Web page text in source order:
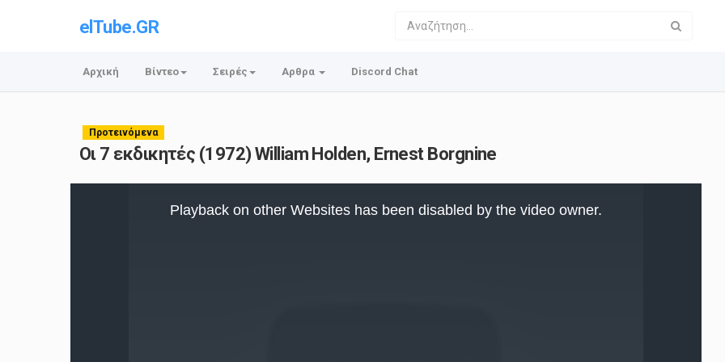
elTube.GR
Αρχική Βίντεο Σειρές Αρθρα Discord Chat
Προτεινόμενα
Οι 7 εκδικητές (1972) William Holden, Ernest Borgnine
Playback on other Websites has been disabled by the video owner.